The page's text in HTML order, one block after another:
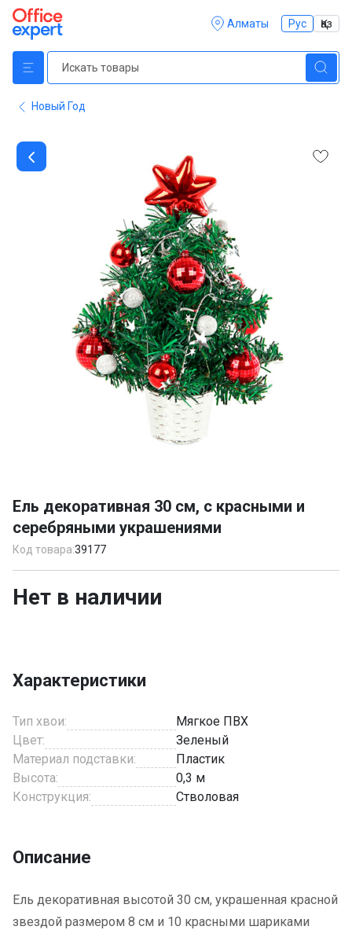
Алматы Рус Қаз
Новый Год
of
1
Ель декоративная 30 см, с красными и
серебряными украшениями
Код товара:39177
Нет в наличии
Характеристики
Тип хвои:
Мягкое ПВХ
Цвет:
Зеленый
Материал подставки:
Пластик
Высота:
0,3 м
Конструкция:
Стволовая
Описание
Ель декоративная высотой 30 см, украшенная красной
звездой размером 8 см и 10 красными шариками